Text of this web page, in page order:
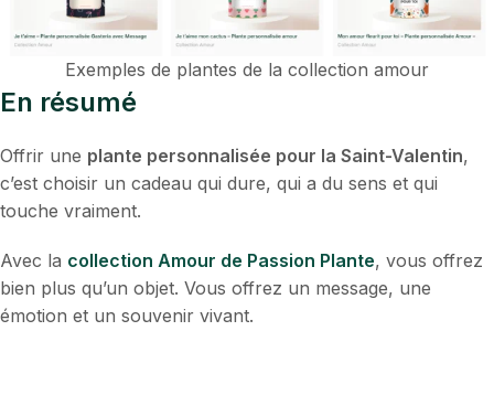
Exemples de plantes de la collection amour
En résumé
Offrir une plante personnalisée pour la Saint-Valentin,
c’est choisir un cadeau qui dure, qui a du sens et qui
touche vraiment.
Avec la collection Amour de Passion Plante, vous offrez
bien plus qu’un objet. Vous offrez un message, une
émotion et un souvenir vivant.